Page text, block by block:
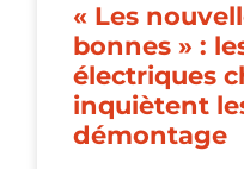
« Les
bonnes » :
électriques
inquiètent
démontage